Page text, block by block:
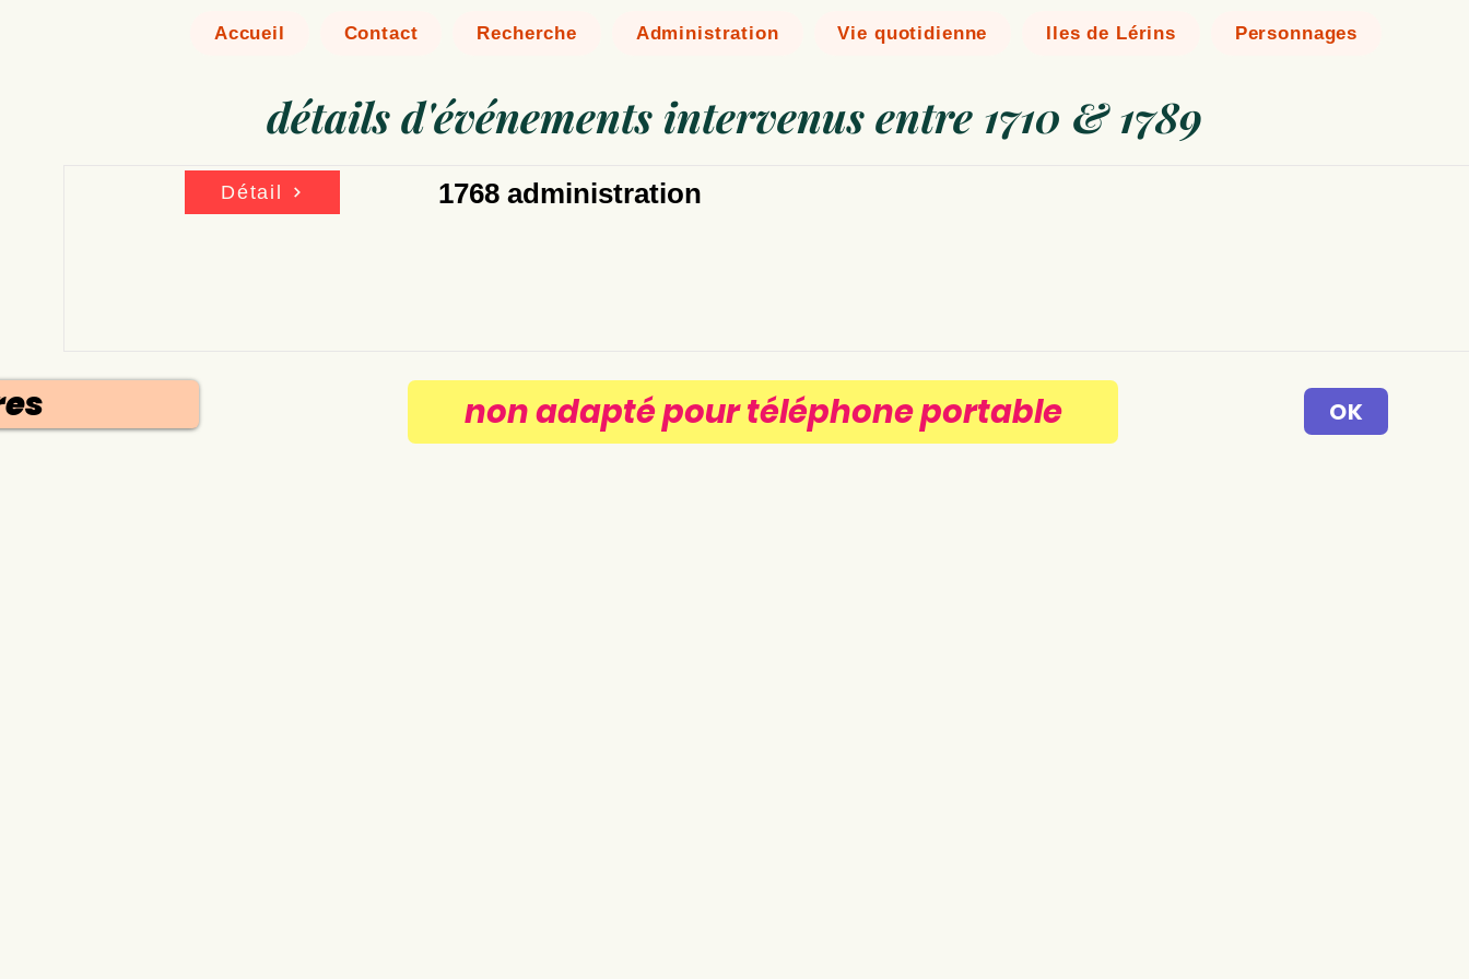
Accueil Contact Recherche Administration Vie quotidienne Iles de Lérins Personnages
détails d'événements intervenus entre 1710 & 1789
Détail 1768 administration
non adapté pour téléphone portable OK